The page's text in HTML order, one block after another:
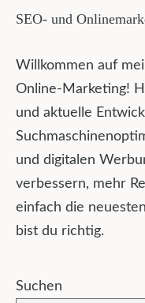
SEO- und
Willkommen auf
Online-Marketing!
und aktuelle
und digitalen
verbessern, mehr
einfach die
bist du richtig.
Suchen